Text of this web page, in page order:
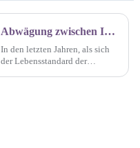
Abwägung zwischen Investorenperspektive und Kinderwohl bei der Spielplatzentwicklung
In den letzten Jahren, als sich
der Lebensstandard der